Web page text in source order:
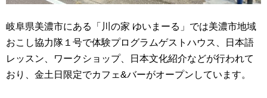
岐阜県美濃市にある「川の家 ゆいまーる」では美濃市地域
おこし協力隊１号で体験プログラムゲストハウス、日本語
レッスン、ワークショップ、日本文化紹介などが行われて
おり、金土日限定でカフェ&バーがオープンしています。